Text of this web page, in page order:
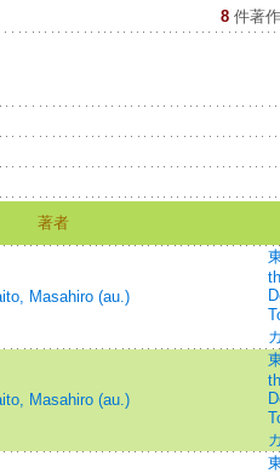
8 件著
著者
Masahiro (au.)
Masahiro (au.)